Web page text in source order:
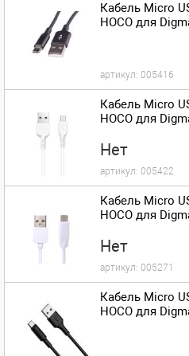
Кабель Micro
HOCO для
артикул: 005416
Кабель Micro
HOCO для
Нет
артикул: 005422
Кабель Micro
HOCO для
Нет
артикул: 005271
Кабель Micro
HOCO для